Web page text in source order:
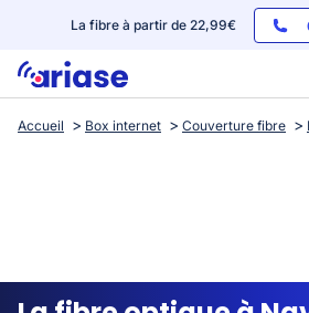
La fibre à partir de 22,99€
Box internet
Streaming
Accueil Box internet Couverture fibre